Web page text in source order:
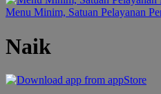
Menu Minim, Satuan Pelayanan
Naik